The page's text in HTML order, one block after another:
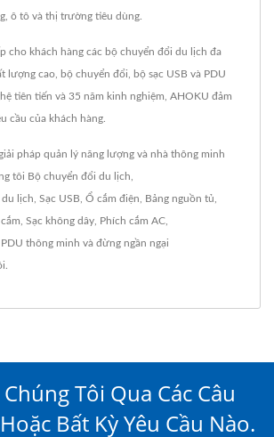
ô tô và thị trường tiêu dùng.
cho khách hàng các bộ chuyển đổi du lịch đa
lượng cao, bộ chuyển đổi, bộ sạc USB và PDU
tiên tiến và 35 năm kinh nghiệm, AHOKU đảm
cầu của khách hàng.
pháp quản lý năng lượng và nhà thông minh
tôi Bộ chuyển đổi du lịch
du lịch Sạc USB Ổ cắm điện Bảng nguồn tủ
Sạc không dây Phích cắm AC
PDU thông minh và đừng ngần ngại
Tôi Qua Các Câu
Bất Kỳ Yêu Cầu Nào.